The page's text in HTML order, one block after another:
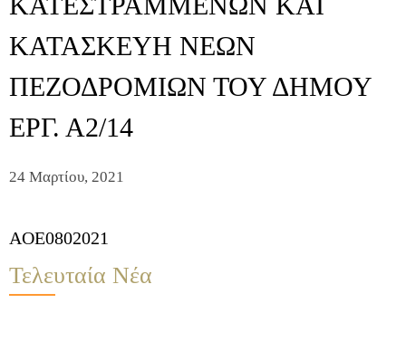
ΚΑΤΑΣΚΕΥΗ ΝΕΩΝ
ΠΕΖΟΔΡΟΜΙΩΝ ΤΟΥ ΔΗΜΟΥ
ΕΡΓ. Α2/14
24 Μαρτίου, 2021
AOE0802021
Τελευταία Νέα